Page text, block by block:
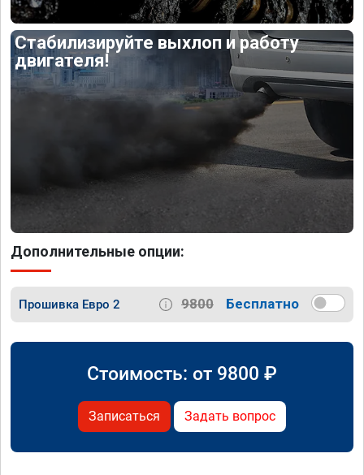
Стабилизируйте выхлоп и работу
двигателя!
Дополнительные опции:
Прошивка Евро 2 9800 Бесплатно
Стоимость: от 9800 ₽
Записаться Задать вопрос